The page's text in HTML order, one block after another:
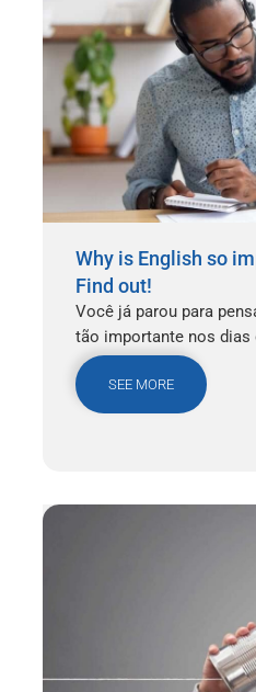
Why is English so
Find out!
Você já parou para
tão importante nos dias
SEE MORE